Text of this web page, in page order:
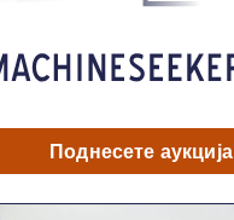
Поднесете аукција